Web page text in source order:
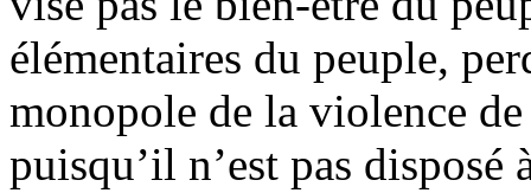
élémentaires du peuple,
monopole de la violence
puisqu’il n’est pas